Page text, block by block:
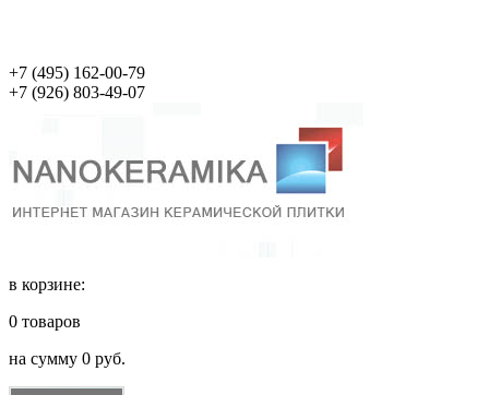
+7 (495) 162-00-79
+7 (926) 803-49-07
в корзине:
0 товаров
на сумму 0 руб.